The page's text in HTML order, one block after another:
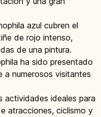
azul cubren el
de rojo intenso,
de una pintura.
ha sido presentado
a numerosos visitantes
actividades ideales para
atracciones, ciclismo y